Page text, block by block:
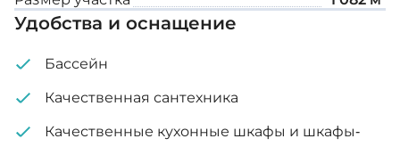
Крытая парковка
Площадь участка: 1.082 м²
Удобства и оснащение
Бассейн
Качественная сантехника
Качественные кухонные шкафы и шкафы-